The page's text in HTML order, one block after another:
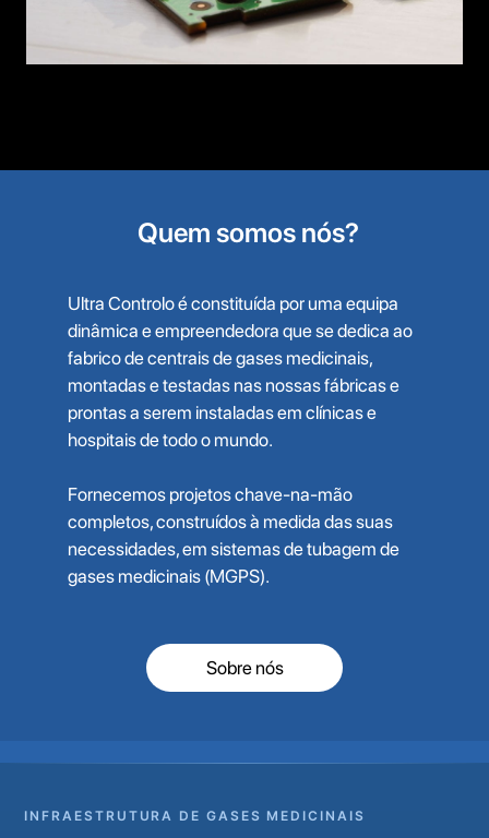
Quem somos nós?
Ultra Controlo é constituída por uma equipa
dinâmica e empreendedora que se dedica ao
fabrico de centrais de gases medicinais,
montadas e testadas nas nossas fábricas e
prontas a serem instaladas em clínicas e
hospitais de todo o mundo.
Fornecemos projetos chave-na-mão
completos, construídos à medida das suas
necessidades, em sistemas de tubagem de
gases medicinais (MGPS).
Sobre nós
INFRAESTRUTURA DE GASES MEDICINAIS